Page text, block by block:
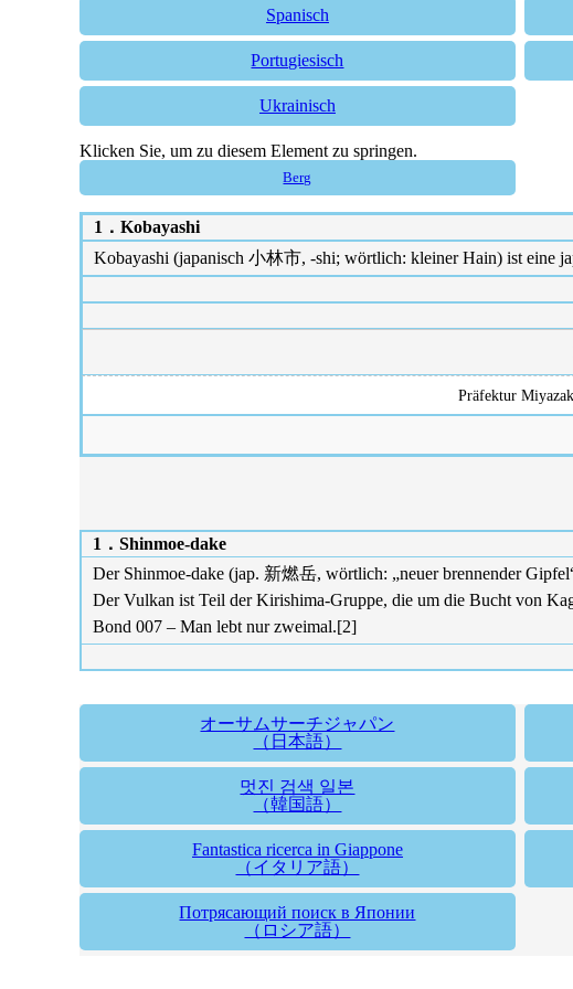
Spanisch
Portugiesisch
Ukrainisch
Klicken Sie, um zu diesem Element zu springen.
Berg
1． Kobayashi
Kobayashi (japanisch 小林市, -shi; wörtlich: kleiner Hain) ist eine
Präfektur
1．Shinmoe-dake
Der Shinmoe-dake (jap. 新燃岳, wörtlich: „neuer brennender
Der Vulkan ist Teil der Kirishima-Gruppe, die um die Bucht von
Bond 007 – Man lebt nur zweimal.[2]
オーサムサーチジャパン
（日本語）
멋진 검색 일본
（韓国語）
Fantastica ricerca in Giappone
（イタリア語）
Потрясающий поиск в Японии
（ロシア語）